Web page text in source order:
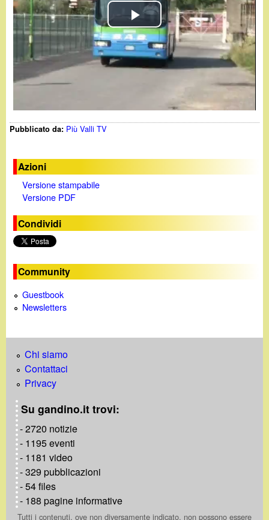
n
o
i
aP
l
y
i
e
Pubblicato da: Più Valli TV
Azioni
Versione stampabile
Versione PDF
Condividi
Community
Guestbook
Newsletters
Chi siamo
Contattaci
Privacy
Su gandino.it trovi:
- 2720 notizie
- 1195 eventi
- 1181 video
- 329 pubblicazioni
- 54 files
- 188 pagine informative
Tutti i contenuti, ove non diversamente indicato, non possono essere